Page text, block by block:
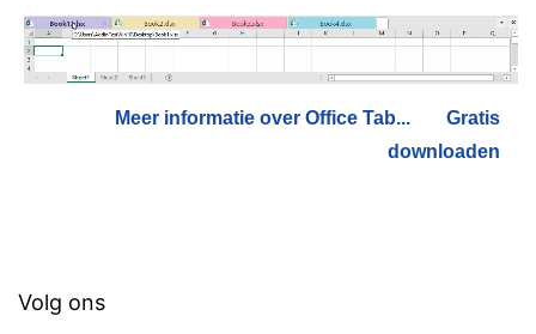
Meer informatie over Office Tab...
Gratis
downloaden
Volg ons